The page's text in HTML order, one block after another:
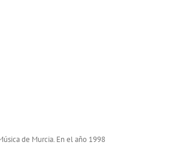
de Murcia. En el año 1998